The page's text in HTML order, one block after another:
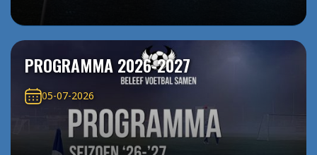
PROGRAMMA 2026-2027
05-07-2026